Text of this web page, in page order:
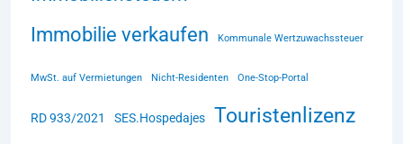
Immobilie verkaufen Kommunale Wertzuwachssteuer
MwSt. auf Vermietungen Nicht-Residenten One-Stop-Portal
RD 933/2021 SES.Hospedajes Touristenlizenz